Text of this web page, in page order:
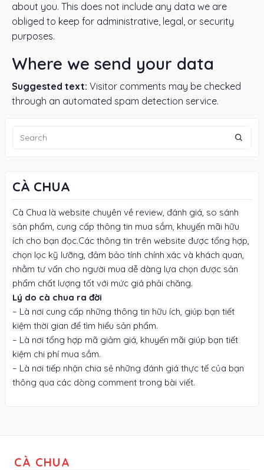
about you. This does not include any data we are
obliged to keep for administrative, legal, or security
purposes.
Where we send your data
Suggested text: Visitor comments may be checked
through an automated spam detection service.
CÀ CHUA
Cà Chua là website chuyên về review, đánh giá, so sánh
sản phẩm, cung cấp thông tin mua sắm, khuyến mãi hữu
ích cho bạn đọc.Các thông tin trên website được tổng hợp,
chọn lọc kỹ lưỡng, đảm bảo tính chính xác và khách quan,
nhằm tư vấn cho người mua dễ dàng lựa chọn được sản
phẩm chất lượng tốt với mức giá phải chăng.
Lý do cà chua ra đời
– Là nơi cung cấp những thông tin hữu ích, giúp bạn tiết
kiệm thời gian để tìm hiểu sản phẩm.
– Là nơi tổng hợp mã giảm giá, khuyến mãi giúp bạn tiết
kiệm chi phí mua sắm.
– Là nơi tiếp nhận chia sẻ những đánh giá thực tế của bạn
thông qua các dòng comment trong bài viết.
CÀ CHUA